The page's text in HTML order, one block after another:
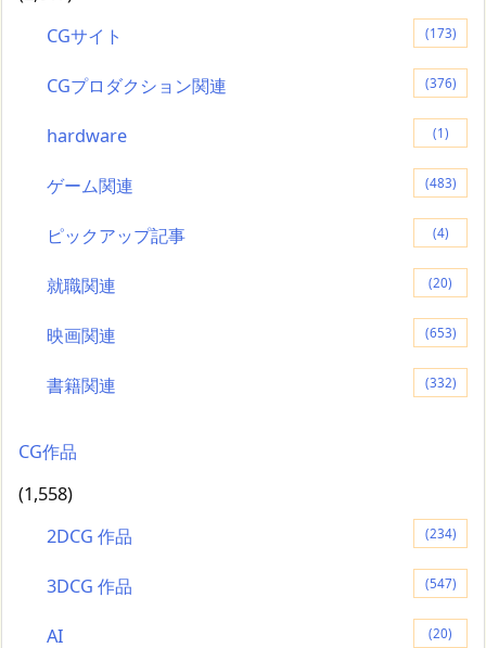
CGサイト
(173)
CGプロダクション関連 (376)
hardware (1)
ゲーム関連 (483)
ピックアップ記事 (4)
就職関連 (20)
映画関連 (653)
書籍関連 (332)
CG作品
(1,558)
2DCG 作品
(234)
3DCG 作品 (547)
AI (20)